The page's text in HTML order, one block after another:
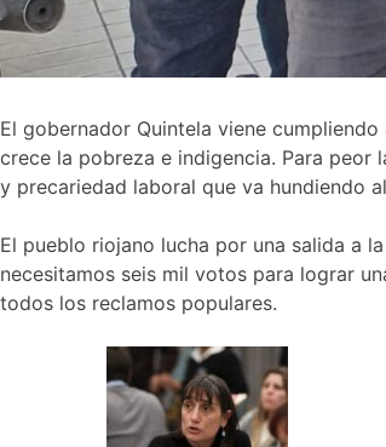
El gobernador Quintela viene
crece la pobreza e indigencia. Para peor
y precariedad laboral que va hundiendo
El pueblo riojano lucha por una salida a
necesitamos seis mil votos para lograr
todos los reclamos populares.